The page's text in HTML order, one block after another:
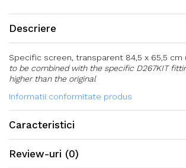
Descriere
Specific screen, transparent 84,5 x 65,5 cm
to be combined with the specific D267KIT
higher than the original
Informatii conformitate produs
Caracteristici
Review-uri (0)